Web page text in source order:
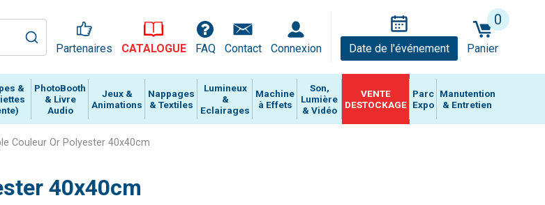
Partenaires CATALOGUE FAQ Contact Connexion Date de l'événement
0
Panier
&
PhotoBooth
& Livre
Audio
Jeux &
Animations
Nappages
& Textiles
Lumineux
&
Eclairages
Machine
à Effets
Son,
Lumière
& Vidéo
VENTE
DESTOCKAGE
Parc
Expo
Manutention
& Entretien
Couleur Or Polyester 40x40cm
40x40cm